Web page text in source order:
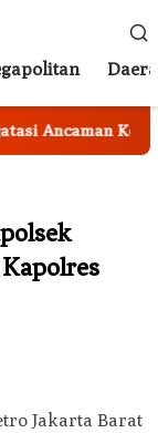
Jakarta Barat